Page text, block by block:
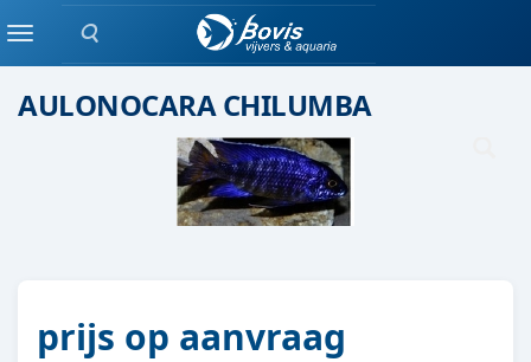
Zoeken
MenuMalawi cichlide
AULONOCARA CHILUMBA
prijs op aanvraag